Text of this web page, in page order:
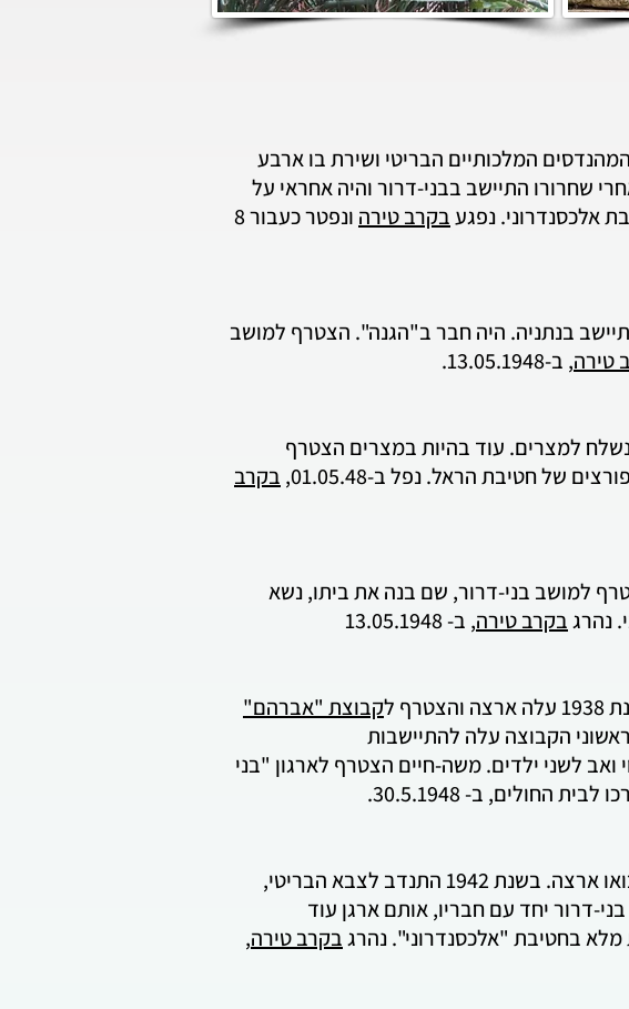
ארצה בשנת 1933. בשנת 1941 התגייס לחיל המהנדסים המלכותיים הבריטי ושירת בו ארבע
שחרורו התיישב בבני-דרור והיה אחראי על
אלכסנדרוני. נפגעבקרב טירה
ונפטר כעבור 8
ישראל והתיישב בנתניה. היה חבר ב"הגנה". הצטרף למושב
טירה, ב-13.05.1948.
לצבא הבריטי בשנת 1941 לחיל ההנדסה ונשלח למצרים. עוד בהיות במצרים הצטרף
בקרב
הצטרף למושב בני-דרור, שם בנה את ביתו, נשא
נהרגבקרב טירה, ב- 13.05.1948
קבוצת "אברהם"
הקבוצה עלה להתיישבות
פרש מהקבוצה בראשית 1946 כשהוא כבר נשוי ואב לשני ילדים. משה-חיים הצטרף לארגון "בני
ב- 30.5.1948.
נולד באוסטריה בשנת 1923. עלה ארצה בשנת 1939. היה חבר ב"הגנה" מאז בואו ארצה. בשנת 1942 התנדב לצבא הבריטי,
בקרב טירה,